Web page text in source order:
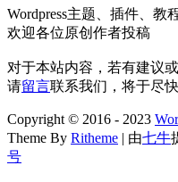
Wordpress主题、插件、教
欢迎各位原创作者投稿
对于本站内容，若有建议
请留言联系我们，将于尽快
Copyright © 2016 - 2023
Theme By Ritheme | 由七牛
号